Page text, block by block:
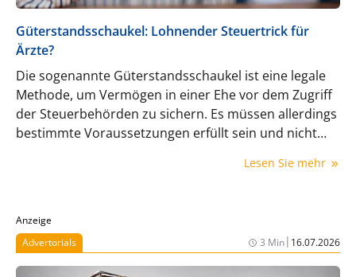
Güterstandsschaukel: Lohnender Steuertrick für
Ärzte?
Die sogenannte Güterstandsschaukel ist eine legale
Methode, um Vermögen in einer Ehe vor dem Zugriff
der Steuerbehörden zu sichern. Es müssen allerdings
bestimmte Voraussetzungen erfüllt sein und nicht
Lesen Sie mehr
Anzeige
Advertorials
3 Min| 16.07.2026